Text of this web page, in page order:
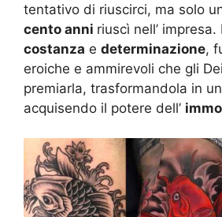
tentativo di riuscirci, ma solo
cento anni riuscì nell’ impresa.
costanza e determinazione,
eroiche e ammirevoli che gli
premiarla, trasformandola in un
acquisendo il potere dell’